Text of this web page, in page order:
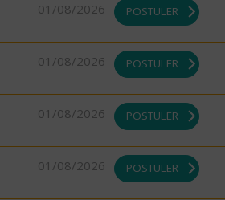
01/08/2026 POSTULER
01/08/2026 POSTULER
01/08/2026 POSTULER
01/08/2026 POSTULER